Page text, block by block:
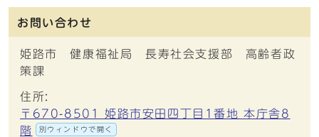
お問い合わせ
姫路市 健康福祉局 長寿社会支援部 高齢者政
策課
住所:
〒670-8501 姫路市安田四丁目1番地 本庁舎8
階
別ウィンドウで開く